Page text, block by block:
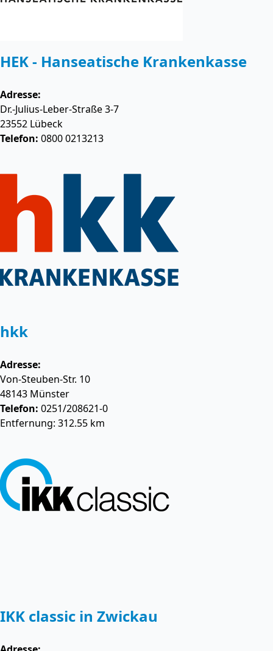
HEK - Hanseatische Krankenkasse
Adresse:
Dr.-Julius-Leber-Straße 3-7
23552 Lübeck
Telefon: 0800 0213213
hkk
Adresse:
Von-Steuben-Str. 10
48143 Münster
Telefon: 0251/208621-0
Entfernung: 312.55 km
IKK classic in Zwickau